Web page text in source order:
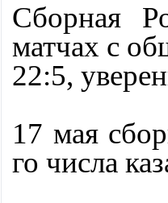
Сборная
матчах с
22:5,
17 мая
го числа